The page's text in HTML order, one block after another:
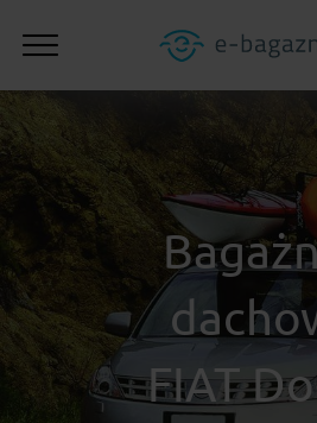
FIAT